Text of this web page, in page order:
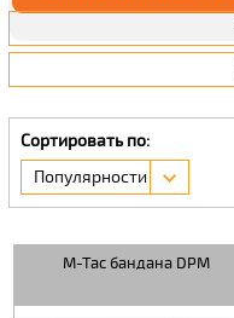
Сортировать по:
Популярности
M-Tac бандана DPM